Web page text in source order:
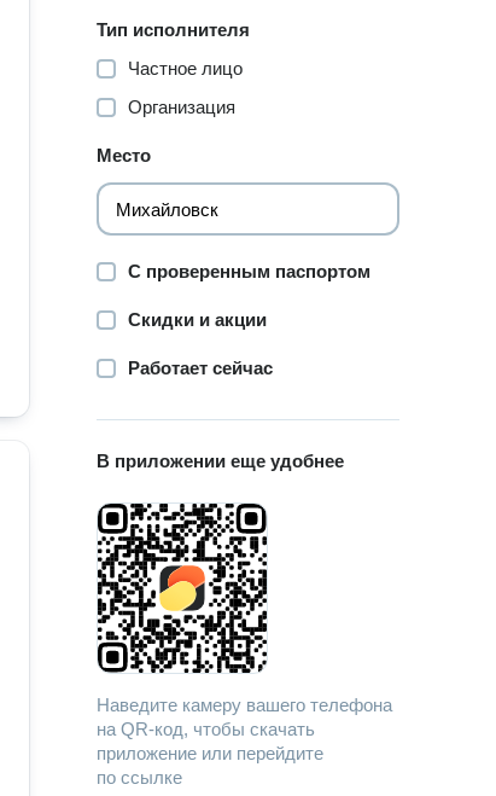
Тип исполнителя
Частное лицо
Организация
Место
С проверенным паспортом
Скидки и акции
Работает сейчас
В приложении еще удобнее
Наведите камеру вашего телефона
на QR-код, чтобы скачать
приложение или перейдите
по ссылке